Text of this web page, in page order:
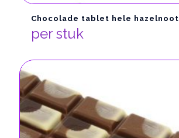
Chocolade tablet hele hazelnoot
per stuk